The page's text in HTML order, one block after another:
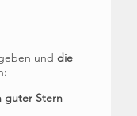
und die
guter Stern